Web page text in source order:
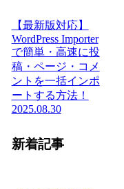
【最新版対応】
WordPress Importer
で簡単・高速に投
稿・ページ・コメ
ントを一括インポ
ートする方法！
2025.08.30
新着記事